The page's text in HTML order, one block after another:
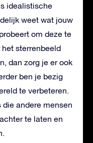
idealistische
weet wat jouw
om deze te
sterrenbeeld
dan zorg je er ook
ben je bezig
te verbeteren.
andere mensen
te laten en